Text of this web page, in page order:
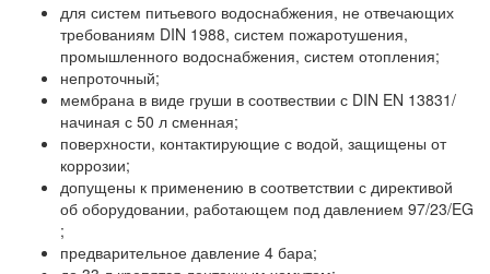
для систем питьевого водоснабжения, не отвечающих
требованиям DIN 1988, систем пожаротушения,
промышленного водоснабжения, систем отопления;
непроточный;
мембрана в виде груши в соотвествии с DIN EN 13831/
начиная с 50 л сменная;
поверхности, контактирующие с водой, защищены от
коррозии;
допущены к применению в соответствии с директивой
об оборудовании, работающем под давлением 97/23/EG
;
предварительное давление 4 бара;